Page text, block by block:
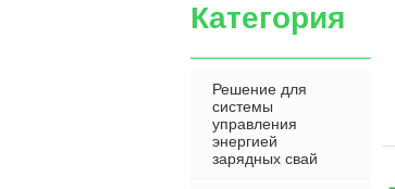
Категория
Решение для
системы
управления
энергией
зарядных свай